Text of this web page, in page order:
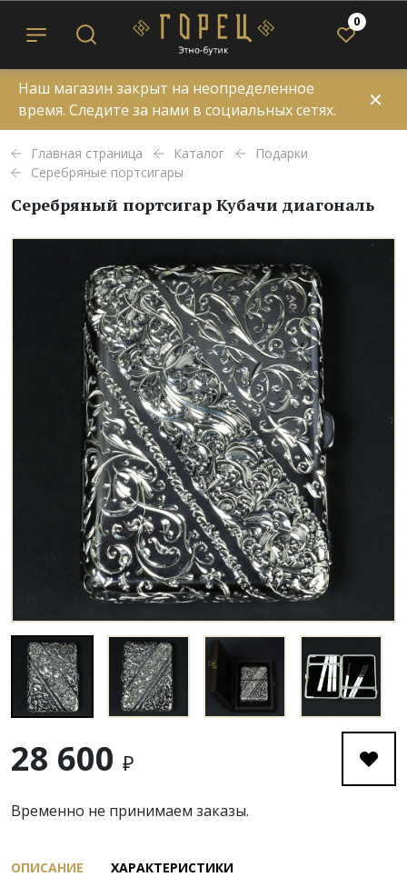
0
Наш магазин закрыт на неопределенное
время. Следите за нами в социальных сетях.
✕
Главная страница Каталог
Подарки
Серебряные портсигары
Серебряный портсигар Кубачи диагональ
28 600 ₽
Временно не принимаем заказы.
ОПИСАНИЕ ХАРАКТЕРИСТИКИ